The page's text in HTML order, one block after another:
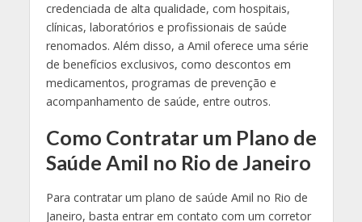
credenciada de alta qualidade, com hospitais,
clínicas, laboratórios e profissionais de saúde
renomados. Além disso, a Amil oferece uma série
de benefícios exclusivos, como descontos em
medicamentos, programas de prevenção e
acompanhamento de saúde, entre outros.
Como Contratar um Plano de
Saúde Amil no Rio de Janeiro
Para contratar um plano de saúde Amil no Rio de
Janeiro, basta entrar em contato com um corretor